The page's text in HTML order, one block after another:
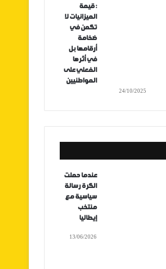
: قيمة
الميزانيات لا
تكمن في
ضخامة
أرقامها بل
في أثرها
الفعلي على
المواطنيين
24/10/2025
عندما حملت
الكرة رسالة
سياسية مع
منتخب
إيطاليا
13/06/2026